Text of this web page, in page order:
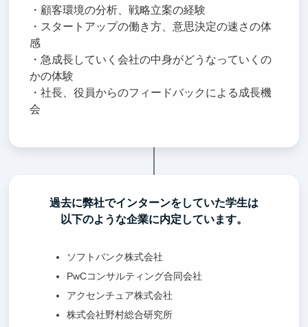
・顧客環境の分析、戦略立案の経験
・スタートアップの働き方、意思決定の速さの体
感
・急成長していく会社の中身がどうなっていくの
かの体験
・社長、役員からのフィードバックによる成長機
会
過去に弊社でインターンをしていた学生は
以下のような企業に内定しています。
ソフトバンク株式会社
PwCコンサルティング合同会社
アクセンチュア株式会社
株式会社野村総合研究所